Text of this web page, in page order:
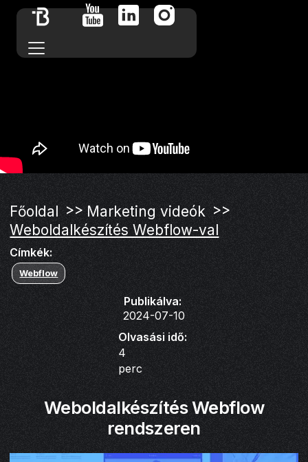
Főoldal >> Marketing videók >>
Weboldalkészítés Webflow-val
Címkék:
Webflow
Publikálva:
2024-07-10
Olvasási idő:
4
perc
Weboldalkészítés Webflow
rendszeren